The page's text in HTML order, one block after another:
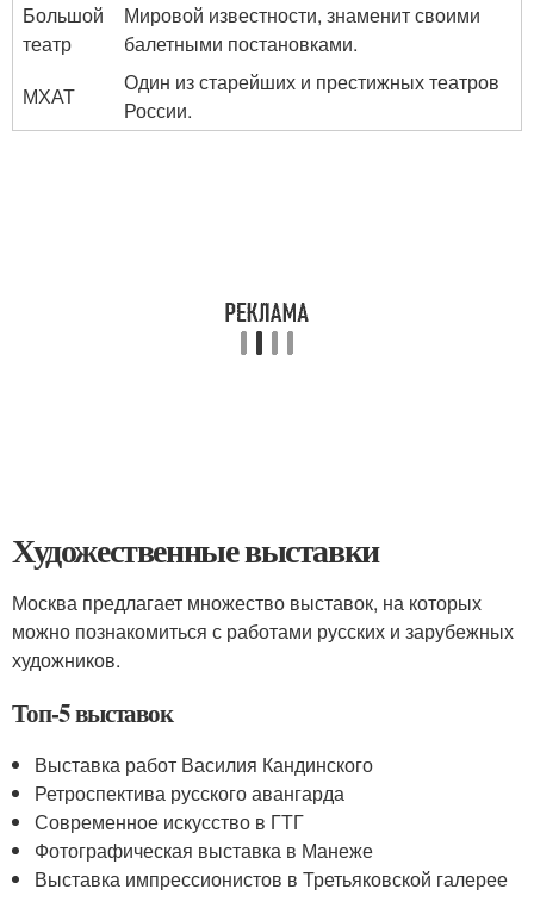
Большой
театр
Мировой известности, знаменит своими
балетными постановками.
МХАТ
Один из старейших и престижных театров
России.
Художественные выставки
Москва предлагает множество выставок, на которых
можно познакомиться с работами русских и зарубежных
художников.
Топ-5 выставок
Выставка работ Василия Кандинского
Ретроспектива русского авангарда
Современное искусство в ГТГ
Фотографическая выставка в Манеже
Выставка импрессионистов в Третьяковской галерее